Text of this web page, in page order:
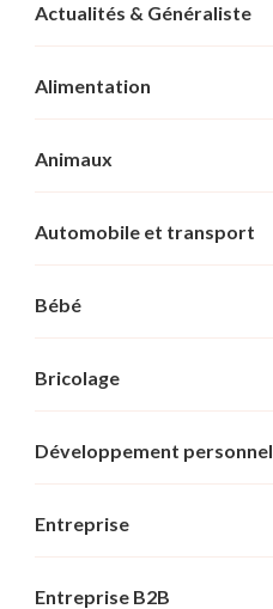
Actualités & Généraliste
Alimentation
Animaux
Automobile et transport
Bébé
Bricolage
Développement personnel
Entreprise
Entreprise B2B